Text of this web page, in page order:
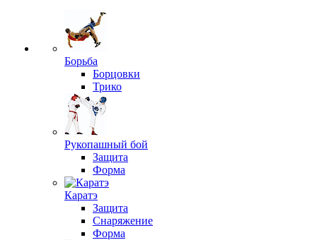
Борьба
Борцовки
Трико
Рукопашный бой
Защита
Форма
Каратэ
Защита
Снаряжение
Форма